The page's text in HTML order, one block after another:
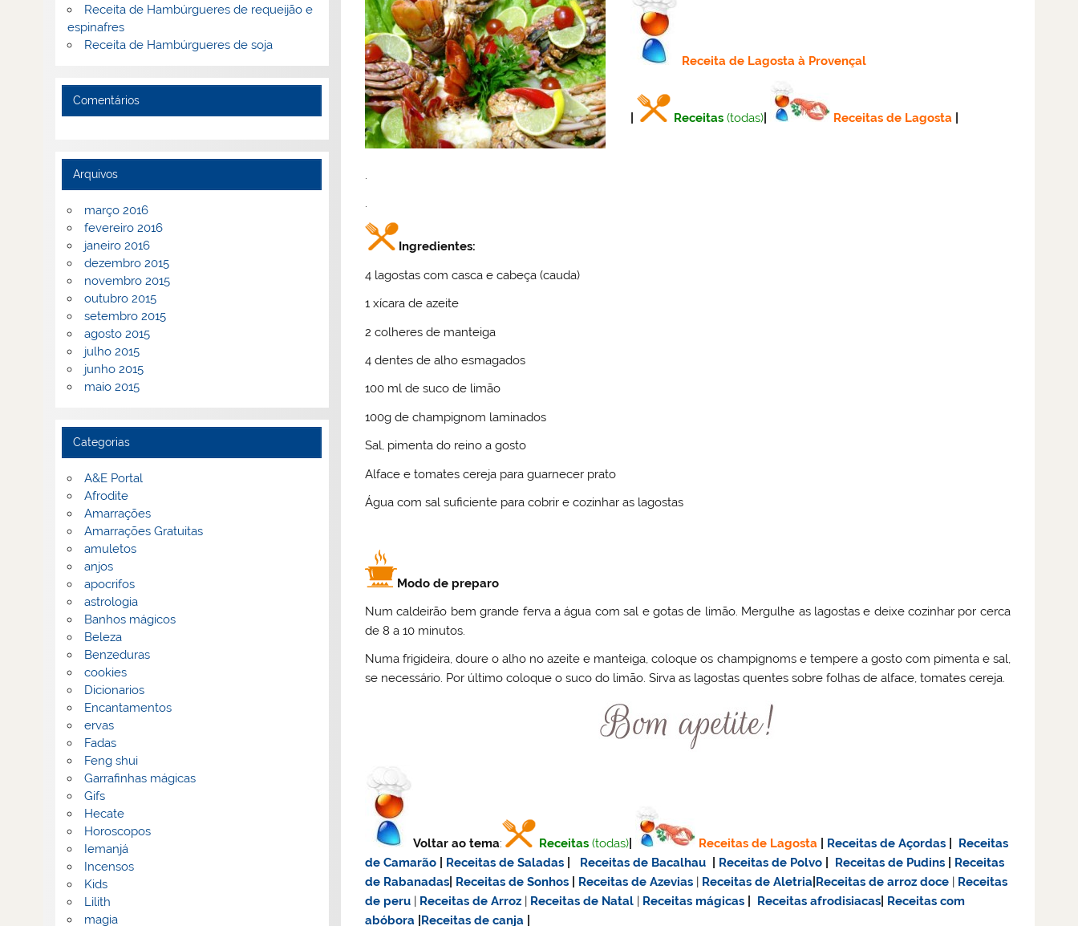
Receita de Lagosta à Provençal
Receitas (todas)| Receitas de Lagosta
.
Ingredientes:
4 lagostas com casca e cabeça (cauda)
1 xícara de azeite
2 colheres de manteiga
4 dentes de alho esmagados
100 ml de suco de limão
100g de champignom laminados
Sal, pimenta do reino a gosto
Alface e tomates cereja para guarnecer prato
Água com sal suficiente para cobrir e cozinhar as lagostas
Modo de preparo
Num caldeirão bem grande ferva a água com sal e gotas de limão. Mergulhe as lagostas e deixe cozinhar por cerca
de 8 a 10 minutos.
Numa frigideira, doure o alho no azeite e manteiga, coloque os champignoms e tempere a gosto com pimenta e sal,
se necessário. Por último coloque o suco do limão. Sirva as lagostas quentes sobre folhas de alface, tomates cereja.
Voltar ao tema: Receitas (todas) Receitas de Lagosta Receitas de Açordas
Receitas
de Camarão
Receitas de Saladas Receitas de Bacalhau Receitas de Polvo Receitas de Pudins
Receitas
de Rabanadas Receitas de Sonhos Receitas de Azevias | Receitas de Aletria Receitas dearroz doce | Receitas
de peru | Receitas de Arroz | Receitas de Natal | Receitas mágicas Receitas afrodisiacas Receitas com
abóbora Receitas de canja
Receita de Hambúrgueres de requeijão e
espinafres
Receita de Hambúrgueres de soja
Comentários
Arquivos
março 2016
fevereiro 2016
janeiro 2016
dezembro 2015
novembro 2015
outubro 2015
setembro 2015
agosto 2015
julho 2015
junho 2015
maio 2015
Categorias
A&E Portal
Afrodite
Amarrações
Amarrações Gratuitas
amuletos
anjos
apocrifos
astrologia
Banhos mágicos
Beleza
Benzeduras
cookies
Dicionarios
Encantamentos
ervas
Fadas
Feng shui
Garrafinhas mágicas
Gifs
Hecate
Horoscopos
Iemanjá
Incensos
Kids
Lilith
magia